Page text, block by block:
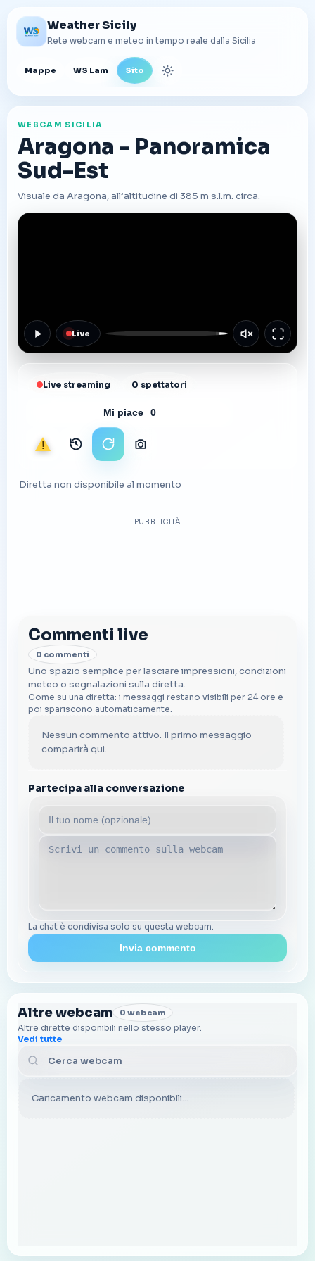
Weather Sicily
Rete webcam e meteo in tempo reale dalla Sicilia
Mappe WS Lam Sito Cambia tema
WEBCAM SICILIA
Aragona - Panoramica
Sud-Est
Visuale da Aragona, all’altitudine di 385 m s.l.m. circa.
Live
Live streaming 0 spettatori
Mi piace 0
SegnalaArchivio immagini
Ricarica stream
Scarica foto
Diretta non disponibile al momento
PUBBLICITÀ
Commenti live
0 commenti
Uno spazio semplice per lasciare impressioni, condizioni
meteo o segnalazioni sulla diretta.
Come su una diretta: i messaggi restano visibili per 24 ore e
poi spariscono automaticamente.
Nessun commento attivo. Il primo messaggio
comparirà qui.
Partecipa alla conversazione
La chat è condivisa solo su questa webcam.
Invia commento
Altre webcam 0 webcam
Altre dirette disponibili nello stesso player.
Vedi tutte
Caricamento webcam disponibili...